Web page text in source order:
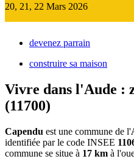
20, 21, 22 Mars 2026
devenez parrain
construire sa maison
Vivre dans l'Aude :
(11700)
Capendu est une commune de l'
identifiée par le code INSEE
commune se situe à 17 km à